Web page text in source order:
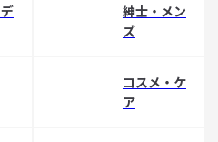
紳士・メン
ズ
コスメ・ケ
ア